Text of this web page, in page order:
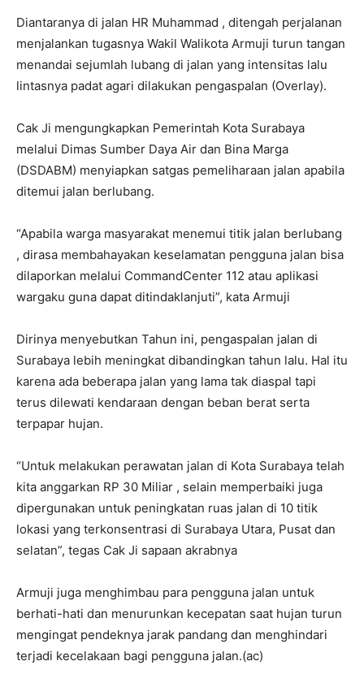
Diantaranya di jalan HR Muhammad , ditengah perjalanan
menjalankan tugasnya Wakil Walikota Armuji turun tangan
menandai sejumlah lubang di jalan yang intensitas lalu
lintasnya padat agari dilakukan pengaspalan (Overlay).
Cak Ji mengungkapkan Pemerintah Kota Surabaya
melalui Dimas Sumber Daya Air dan Bina Marga
(DSDABM) menyiapkan satgas pemeliharaan jalan apabila
ditemui jalan berlubang.
“Apabila warga masyarakat menemui titik jalan berlubang
, dirasa membahayakan keselamatan pengguna jalan bisa
dilaporkan melalui CommandCenter 112 atau aplikasi
wargaku guna dapat ditindaklanjuti”, kata Armuji
Dirinya menyebutkan Tahun ini, pengaspalan jalan di
Surabaya lebih meningkat dibandingkan tahun lalu. Hal itu
karena ada beberapa jalan yang lama tak diaspal tapi
terus dilewati kendaraan dengan beban berat serta
terpapar hujan.
“Untuk melakukan perawatan jalan di Kota Surabaya telah
kita anggarkan RP 30 Miliar , selain memperbaiki juga
dipergunakan untuk peningkatan ruas jalan di 10 titik
lokasi yang terkonsentrasi di Surabaya Utara, Pusat dan
selatan”, tegas Cak Ji sapaan akrabnya
Armuji juga menghimbau para pengguna jalan untuk
berhati-hati dan menurunkan kecepatan saat hujan turun
mengingat pendeknya jarak pandang dan menghindari
terjadi kecelakaan bagi pengguna jalan.(ac)